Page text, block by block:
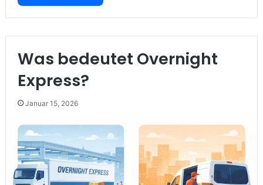
Was bedeutet Overnight
Express?
Januar 15, 2026